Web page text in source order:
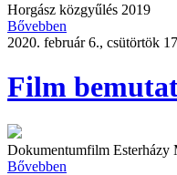
Horgász közgyűlés 2019
Bővebben
2020. február 6., csütörtök
Film
Dokumentumfilm Esterházy
Bővebben